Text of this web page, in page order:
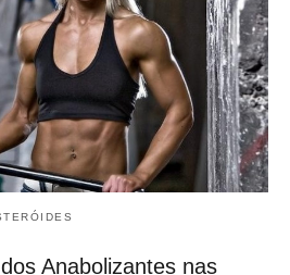
Anabolizantes nas